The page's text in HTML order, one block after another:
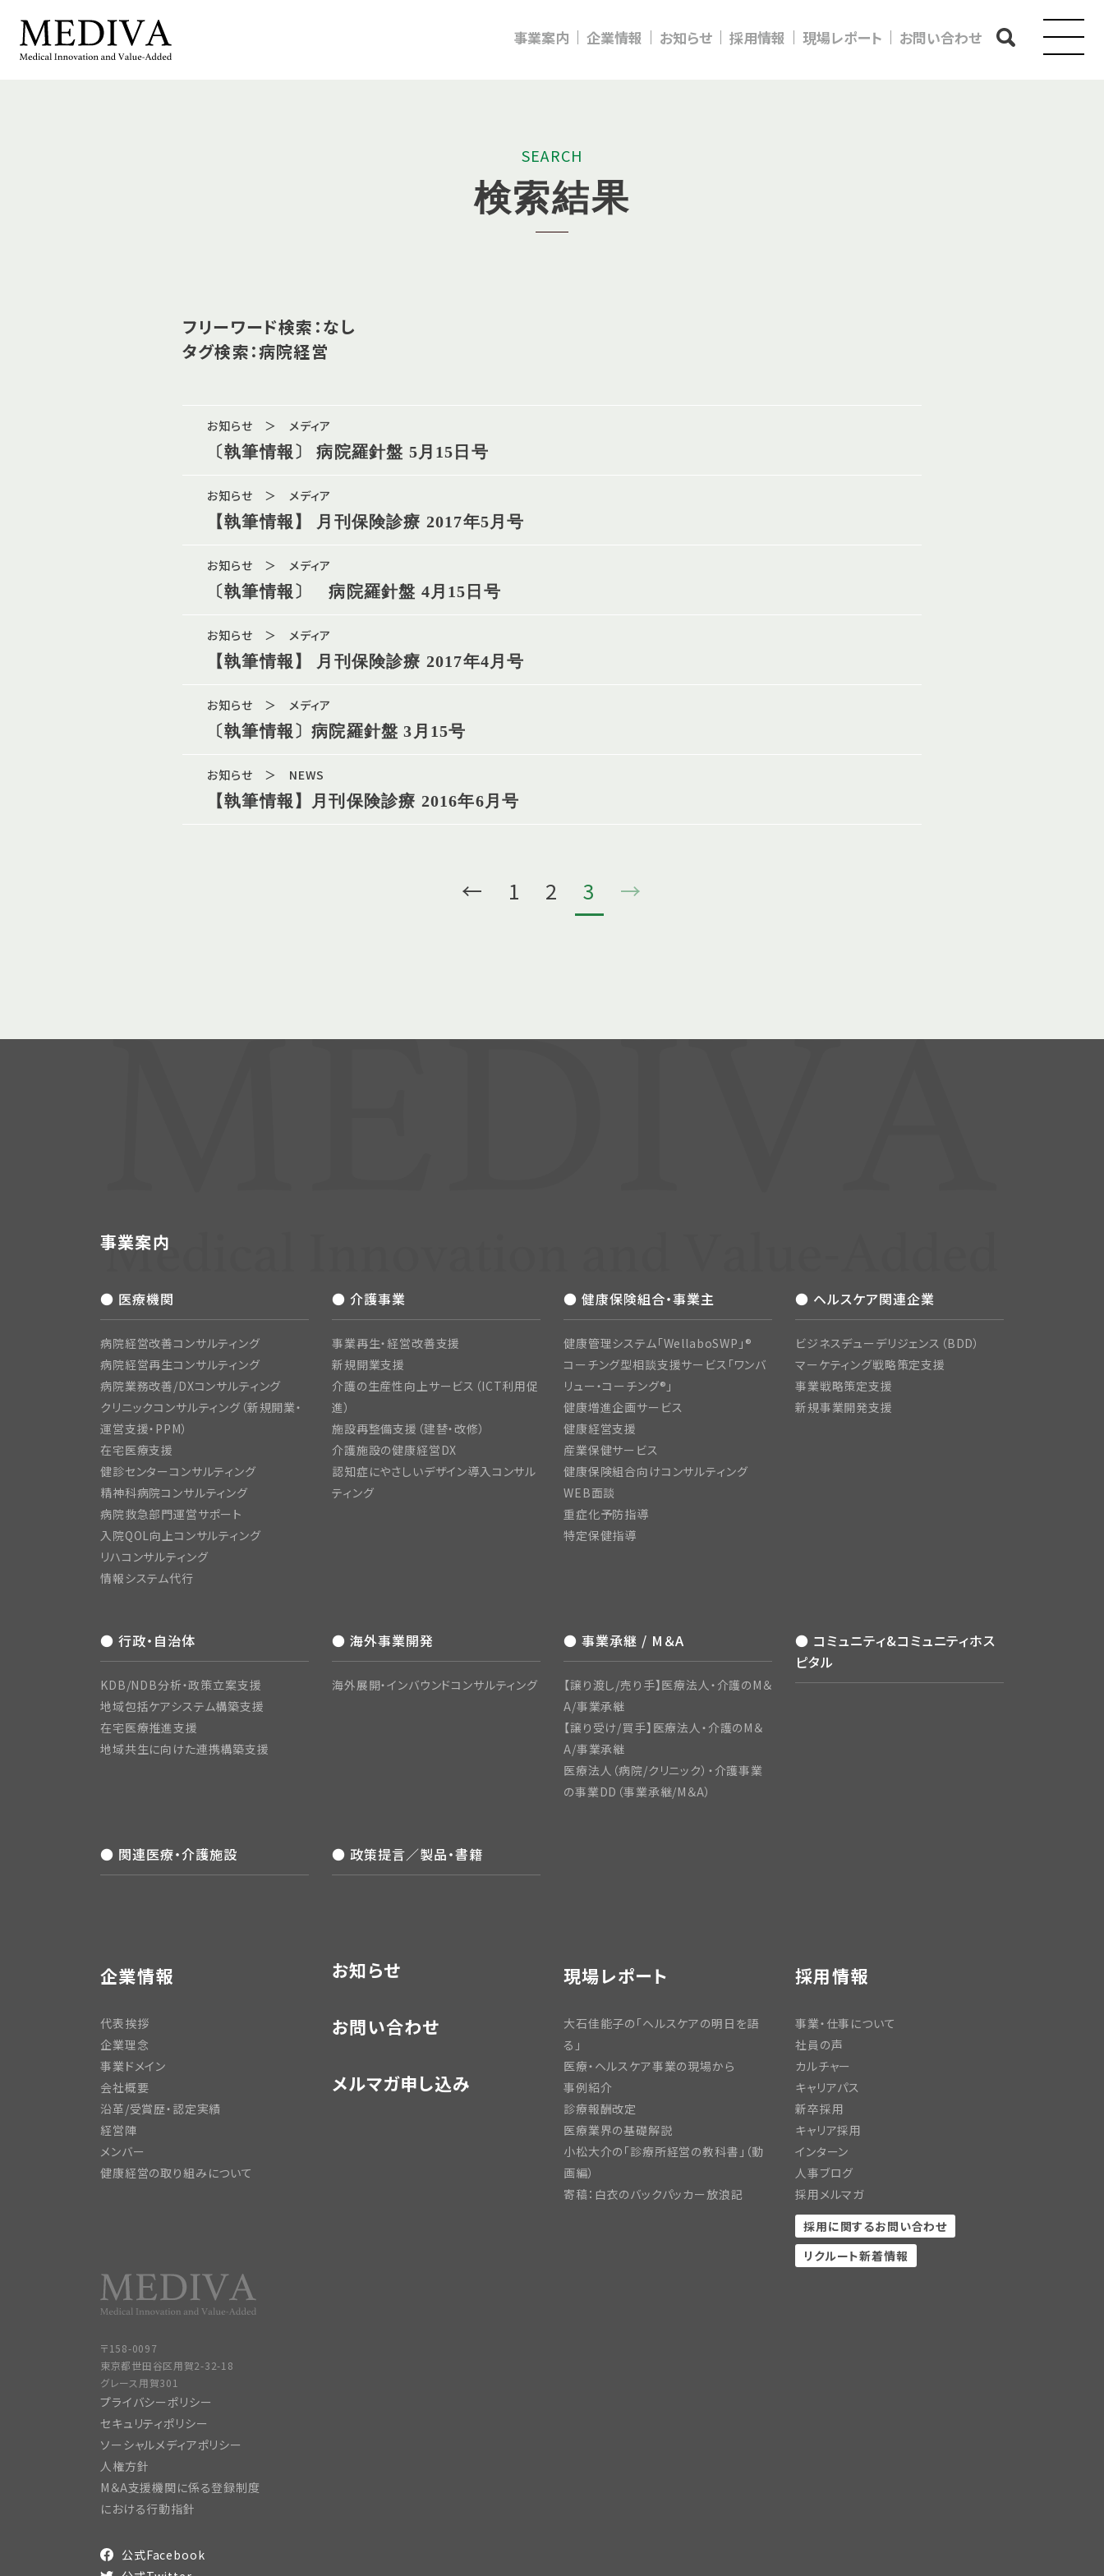
事業案内 企業情報 お知らせ 採用情報 現場レポート お問い合わせ
SEARCH
検索結果
フリーワード検索：なし
タグ検索：病院経営
お知らせ ＞ メディア
〔執筆情報〕 病院羅針盤 5月15日号
お知らせ ＞ メディア
【執筆情報】 月刊保険診療 2017年5月号
お知らせ ＞ メディア
〔執筆情報〕 病院羅針盤 4月15日号
お知らせ ＞ メディア
【執筆情報】 月刊保険診療 2017年4月号
お知らせ ＞ メディア
〔執筆情報〕病院羅針盤 3月15号
お知らせ ＞ NEWS
【執筆情報】月刊保険診療 2016年6月号
← 1 2 3 →
事業案内
● 医療機関
病院経営改善コンサルティング
病院経営再生コンサルティング
病院業務改善/DXコンサルティング
クリニックコンサルティング（新規開業・
運営支援・PPM）
在宅医療支援
健診センターコンサルティング
精神科病院コンサルティング
病院救急部門運営サポート
入院QOL向上コンサルティング
リハコンサルティング
情報システム代行
● 介護事業
事業再生・経営改善支援
新規開業支援
介護の生産性向上サービス（ICT利用促
進）
施設再整備支援（建替・改修）
介護施設の健康経営DX
認知症にやさしいデザイン導入コンサル
ティング
● 健康保険組合・事業主
健康管理システム「WellaboSWP」®
コーチング型相談支援サービス「ワンバ
リュー・コーチング®」
健康増進企画サービス
健康経営支援
産業保健サービス
健康保険組合向けコンサルティング
WEB面談
重症化予防指導
特定保健指導
● ヘルスケア関連企業
ビジネスデューデリジェンス（BDD）
マーケティング戦略策定支援
事業戦略策定支援
新規事業開発支援
● 行政・自治体
KDB/NDB分析・政策立案支援
地域包括ケアシステム構築支援
在宅医療推進支援
地域共生に向けた連携構築支援
● 海外事業開発
海外展開・インバウンドコンサルティング
● 事業承継 / M＆A
【譲り渡し/売り手】医療法人・介護のM＆
A/事業承継
【譲り受け/買手】医療法人・介護のM＆
A/事業承継
医療法人（病院/クリニック）・介護事業
の事業DD（事業承継/M＆A）
● コミュニティ&コミュニティホス
ピタル
● 関連医療・介護施設 ● 政策提言／製品・書籍
企業情報
代表挨拶
企業理念
事業ドメイン
会社概要
沿革/受賞歴・認定実績
経営陣
メンバー
健康経営の取り組みについて
お知らせ
お問い合わせ
メルマガ申し込み
現場レポート
大石佳能子の「ヘルスケアの明日を語
る」
医療・ヘルスケア事業の現場から
事例紹介
診療報酬改定
医療業界の基礎解説
小松大介の「診療所経営の教科書」（動
画編）
寄稿：白衣のバックパッカー放浪記
採用情報
事業・仕事について
社員の声
カルチャー
キャリアパス
新卒採用
キャリア採用
インターン
人事ブログ
採用メルマガ
採用に関するお問い合わせ
リクルート新着情報
〒158-0097
東京都世田谷区用賀2-32-18
グレース用賀301
プライバシーポリシー
セキュリティポリシー
ソーシャルメディアポリシー
人権方針
M＆A支援機関に係る登録制度
における行動指針
公式Facebook